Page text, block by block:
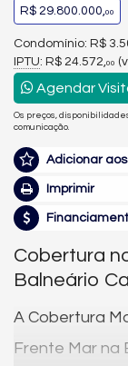
R$ 29.800.000,00
Condomínio: R$
IPTU: R$ 24.572, 00
Agendar
Os preços,
comunicação.
Adicionar
Imprimir
Cobertura
Balneário
A Cobertura
Frente Mar na